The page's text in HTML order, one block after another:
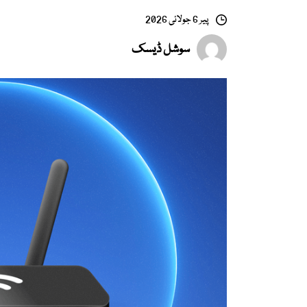
پیر 6 جولائی 2026
سوشل ڈیسک